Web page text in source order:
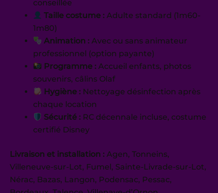
conseillée
Taille costume : Adulte standard (1m60-
1m80)
Animation : Avec ou sans animateur
professionnel (option payante)
Programme : Accueil enfants, photos
souvenirs, câlins Olaf
Hygiène : Nettoyage désinfection après
chaque location
Sécurité : RC décennale incluse, costume
certifié Disney
Livraison et installation : Agen, Tonneins,
Villeneuve-sur-Lot, Fumel, Sainte-Livrade-sur-Lot,
Nérac, Bazas, Langon, Podensac, Pessac,